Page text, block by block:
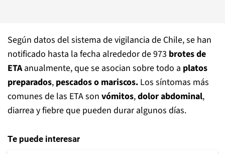
Según datos del sistema de vigilancia de Chile, se han
notificado hasta la fecha alrededor de 973 brotes de
ETAanualmente, que se asocian sobre todo a platos
preparados, pescados o mariscos. Los síntomas más
comunes de las ETA son vómitos,dolor abdominal,
diarrea y fiebre que pueden durar algunos días.
Te puede interesar